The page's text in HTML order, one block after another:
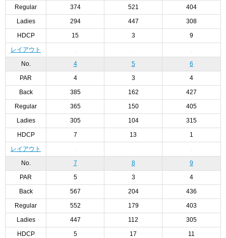
Regular 374 521 404
Ladies 294 447 308
HDCP 15 3 9
レイアウト
No. 4 5 6
PAR 4 3 4
Back 385 162 427
Regular 365 150 405
Ladies 305 104 315
HDCP 7 13 1
レイアウト
No. 7 8 9
PAR 5 3 4
Back 567 204 436
Regular 552 179 403
Ladies 447 112 305
HDCP 5 17 11